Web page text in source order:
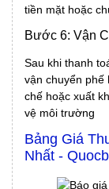
tiền mặt hoặc
Bước 6: Vận
Sau khi thanh
vận chuyển phế
chế hoặc xuất
vệ môi trường
Bảng Giá
Nhất -